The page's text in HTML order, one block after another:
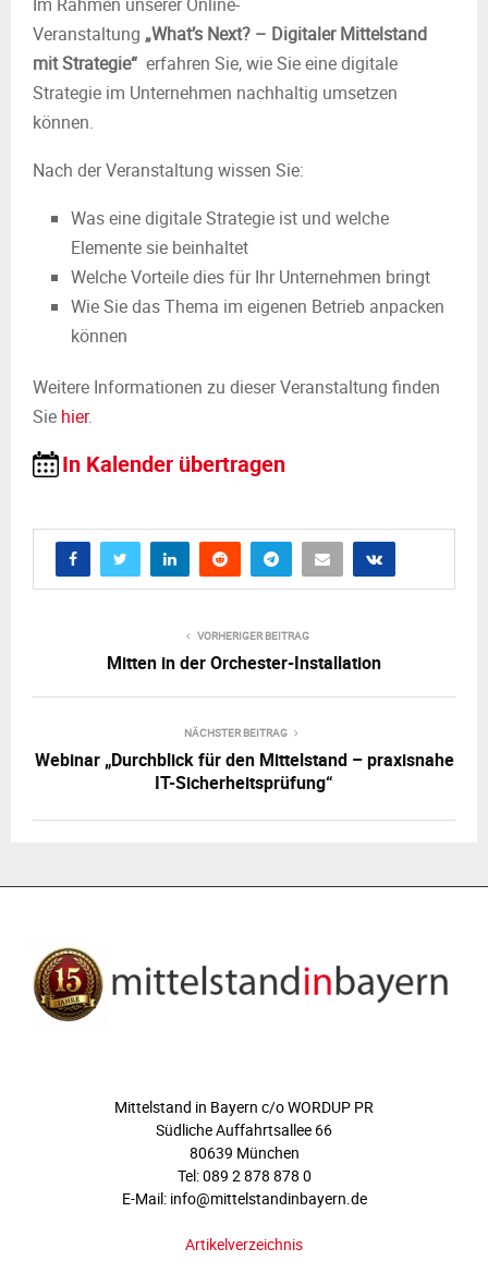
Veranstaltung „What’s Next? – Digitaler Mittelstand
mit Strategie“ erfahren Sie, wie Sie eine digitale
Strategie im Unternehmen nachhaltig umsetzen
können.
Nach der Veranstaltung wissen Sie:
Was eine digitale Strategie ist und welche
Elemente sie beinhaltet
Welche Vorteile dies für Ihr Unternehmen bringt
Wie Sie das Thema im eigenen Betrieb anpacken
können
Weitere Informationen zu dieser Veranstaltung finden
Sie hier.
In Kalender übertragen
VORHERIGER BEITRAG
Mitten in der Orchester-Installation
NÄCHSTER BEITRAG
Webinar „Durchblick für den Mittelstand – praxisnahe
IT-Sicherheitsprüfung“
Mittelstand in Bayern c/o WORDUP PR
Südliche Auffahrtsallee 66
80639 München
Tel: 089 2 878 878 0
E-Mail: info@mittelstandinbayern.de
Artikelverzeichnis